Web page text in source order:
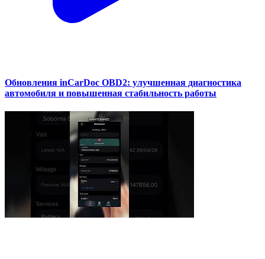
Обновления inCarDoc OBD2: улучшенная диагностика
автомобиля и повышенная стабильность работы